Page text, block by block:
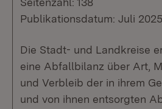
Publikationsdatum: Juli 2025
Die Stadt- und Landkreise
eine Abfallbilanz über Art,
und Verbleib der in ihrem
und von ihnen entsorgten